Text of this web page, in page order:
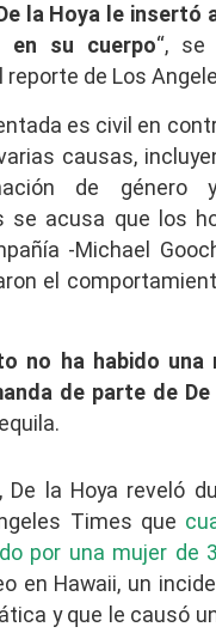
la Hoya le insertó
en su cuerpo“,
reporte de Los
es civil en
causas,
de género
se acusa que los
-Michael
el
no ha habido una
de parte de
De la Hoya reveló
Times que
por una mujer de
en Hawaii, un
y que le causó